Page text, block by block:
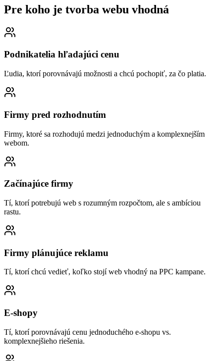
Pre koho je tvorba webu vhodná
Podnikatelia hľadajúci cenu
Ľudia, ktorí porovnávajú možnosti a chcú pochopiť, za čo platia.
Firmy pred rozhodnutím
Firmy, ktoré sa rozhodujú medzi jednoduchým a komplexnejším
webom.
Začínajúce firmy
Tí, ktorí potrebujú web s rozumným rozpočtom, ale s ambíciou
rastu.
Firmy plánujúce reklamu
Tí, ktorí chcú vedieť, koľko stojí web vhodný na PPC kampane.
E-shopy
Tí, ktorí porovnávajú cenu jednoduchého e-shopu vs.
komplexnejšieho riešenia.